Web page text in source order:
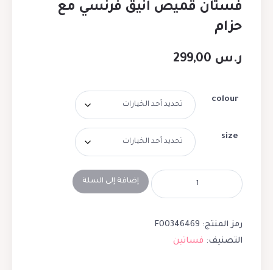
فستان قميص أنيق فرنسي مع
حزام
ر.س
colour
size
إضافة إلى السلة
رمز المنتج: F00346469
التصنيف: فساتين